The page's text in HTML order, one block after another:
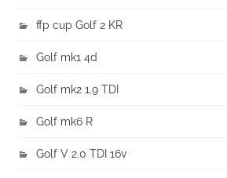
ffp cup Golf 2 KR
Golf mk1 4d
Golf mk2 1.9 TDI
Golf mk6 R
Golf V 2.0 TDI 16v